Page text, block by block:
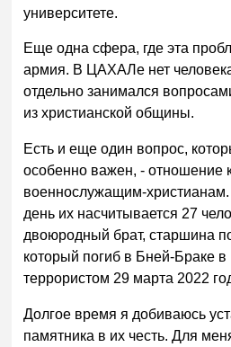
университете.
Еще одна сфера, где эта
армия. В ЦАХАЛе нет
отдельно занимался
из христианской общины.
Есть и еще один вопрос,
особенно важен, - отношение
военнослужащим-
день их насчитывается 27
двоюродный брат, старшина
который погиб в Бней-Браке в
террористом 29 марта 2022
Долгое время я добиваюсь
памятника в их честь. Для